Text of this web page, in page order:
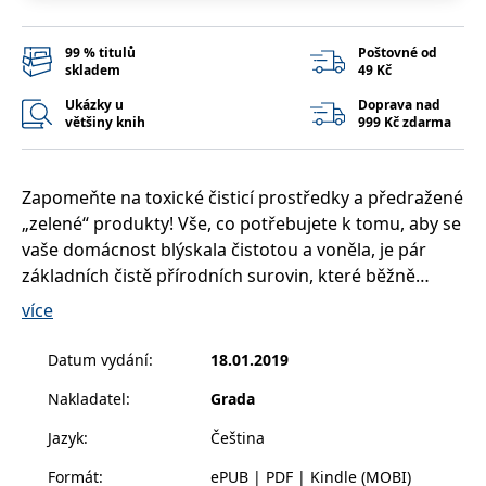
99 % titulů
skladem
Poštovné od
49 Kč
Ukázky u
většiny knih
Doprava nad
999 Kč zdarma
Zapomeňte na toxické čisticí prostředky a předražené
„zelené“ produkty! Vše, co potřebujete k tomu, aby se
vaše domácnost blýskala čistotou a voněla, je pár
základních čistě přírodních surovin, které běžně
používáte v kuchyni.
V knize najdete 150 jednoduchých vyzkoušených
díky nimž kompletně uklidíte celý svůj domov. Dozvíte
se nejen to, jak si domácí čisticí prostředky vyrobit a
více
Datum vydání:
18.01.2019
Nakladatel:
Grada
Jazyk:
Čeština
Formát: ePUB | PDF | Kindle (MOBI)
.heureka.cz
cookie se
rozlišení mezi
lidmi a
pro web
přínosné, aby
bylo možné
podávat
jejich
webových
stránek.
CookieConsent
Cybot A/S
www.bambook.cz
1 rok
Tento soubor
cookie ukládá
stav souhlasu
G_ENABLED_IDPS
Google LLC
.www.grada.cz
ASP.NET_SessionId
Microsoft
Zavřením
prohlížeče
cookie